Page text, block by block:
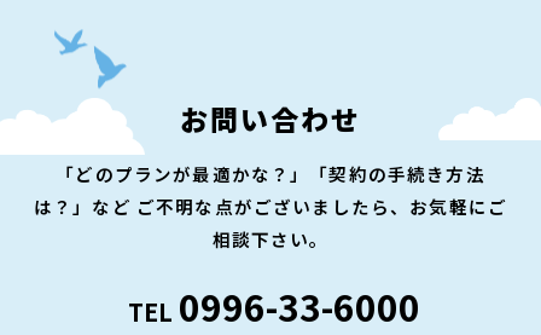
お問い合わせ
「どのプランが最適かな？」「契約の手続き方法
は？」など ご不明な点がございましたら、お気軽にご
相談下さい。
TEL 0996-33-6000